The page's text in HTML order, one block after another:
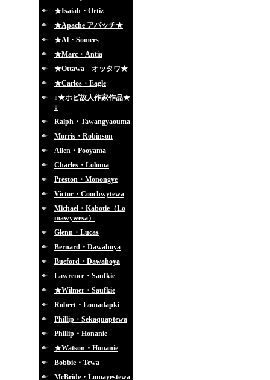
★Isaiah・Ortiz
★Apache アパッチ★
★Al・Somers
★Marc・Antia
★Ottawa オッタワ★
★Carlos・Eagle
↓★ホピ故人作家作品★
↓
Ralph・Tawangyaouma
Morris・Robinson
Allen・Pooyama
Charles・Loloma
Preston・Monongye
Victor・Coochwytewa
Michael・Kabotie（Lo
mawywesa）
Glenn・Lucas
Bernard・Dawahoya
Bueford・Dawahoya
Lawrence・Saufkie
★Wilmer・Saufkie
Robert・Lomadapki
Phillip・Sekaquaptewa
Phillip・Honanie
★Watson・Honanie
Bobbie・Tewa
McBride・Lomayestewa